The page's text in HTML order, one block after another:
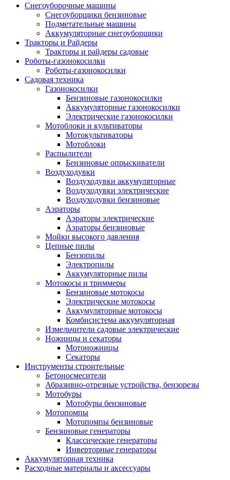
Снегоуборочные машины
Снегоуборщики бензиновые
Подметательные машины
Аккумуляторные снегоуборщики
Тракторы и Райдеры
Тракторы и райдеры садовые
Роботы-газонокосилки
Роботы-газонокосилки
Садовая техника
Газонокосилки
Бензиновые газонокосилки
Аккумуляторные газонокосилки
Электрические газонокосилки
Мотоблоки и культиваторы
Мотокультиваторы
Мотоблоки
Распылители
Бензиновые опрыскиватели
Воздуходувки
Воздуходувки аккумуляторные
Воздуходувки электрические
Воздуходувки бензиновые
Аэраторы
Аэраторы электрические
Аэраторы бензиновые
Мойки высокого давления
Цепные пилы
Бензопилы
Электропилы
Аккумуляторные пилы
Мотокосы и триммеры
Бензиновые мотокосы
Электрические мотокосы
Аккумуляторные мотокосы
Комбисистема аккумуляторная
Измельчители садовые электрические
Ножницы и секаторы
Мотоножницы
Секаторы
Инструменты строительные
Бетоносмесители
Абразивно-отрезные устройства, бензорезы
Мотобуры
Мотобуры бензиновые
Мотопомпы
Мотопомпы бензиновые
Бензиновые генераторы
Классические генераторы
Инверторные генераторы
Аккумуляторная техника
Расходные материалы и аксессуары